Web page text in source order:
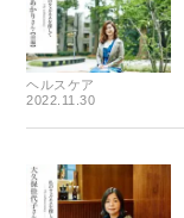
ヘルスケア
2022.11.30